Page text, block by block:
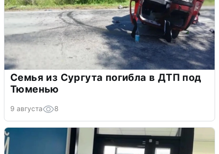
Семья из Сургута погибла в ДТП под
Тюменью
9 августа 8